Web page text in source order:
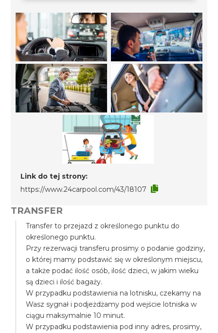
Link do tej strony:
https://www.24carpool.com/43/18107
TRANSFER
Transfer to przejazd z określonego punktu do
określonego punktu.
Przy rezerwacji transferu prosimy o podanie godziny,
o której mamy podstawić się w określonym miejscu,
a także podać ilość osób, ilość dzieci, w jakim wieku
są dzieci i ilość bagaży.
W przypadku podstawienia na lotnisku, czekamy na
Wasz sygnał i podjeżdżamy pod wejście lotniska w
ciągu maksymalnie 10 minut.
W przypadku podstawienia pod inny adres, prosimy,